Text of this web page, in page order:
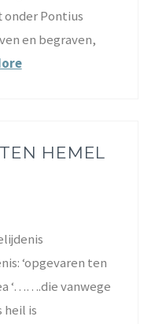
onder Pontius
en begraven,
HEMEL
‘opgevaren ten
‘…….die vanwege
heil is